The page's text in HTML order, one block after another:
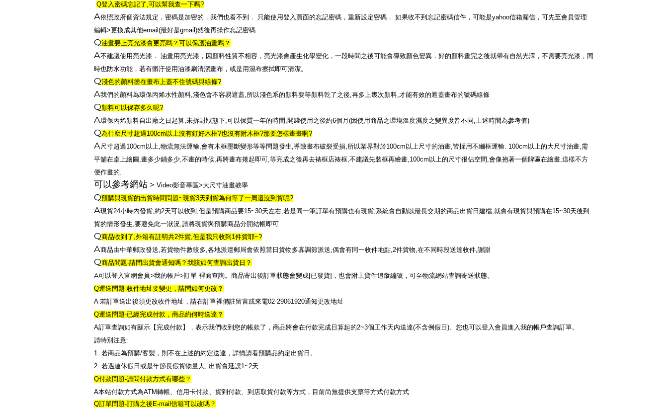
Q登入密碼忘記了 ,可以幫我查一下嗎?
A依照政府個資法規定，密碼是加密的，我們也看不到． 只能使用登入頁面的忘記密碼，重新設定密碼． 如果收不到忘記密碼信件，可能是yahoo信箱漏信，可先至會員管理
編輯>更換成其他email(最好是gmail)然後再操作忘記密碼
Q油畫要上亮光漆會更亮嗎？可以保護油畫嗎？
A不建議使用亮光漆． 油畫用亮光漆，因顏料性質不相容，亮光漆會產生化學變化，一段時間之後可能會導致顏色變異．好的顏料畫完之後就帶有自然光澤，不需要亮光漆，同
時也防水功能，若有髒汙使用油漆刷清潔畫布，或是用濕布擦拭即可清潔。
Q淺色的顏料塗在畫布上蓋不住號碼與線條?
A我們的顏料為環保丙烯水性顏料,淺色會不容易遮蓋,所以淺色系的顏料要等顏料乾了之後,再多上幾次顏料,才能有效的遮蓋畫布的號碼線條
Q顏料可以保存多久呢?
A環保丙烯顏料自出廠之日起算,未拆封狀態下,可以保質一年的時間 ,開罐使用之後約6個月 (因使用商品之環境溫度濕度之變異度皆不同 ,上述時間為參考值)
Q為什麼尺寸超過100cm 以上沒有釘好木框?也沒有附木框?那要怎樣畫畫啊?
A尺寸超過100cm 以上,物流無法運輸,會有木框壓斷變形等等問題發生,導致畫布破裂受損,所以業界對於100cm 以上尺寸的油畫,皆採用不繃框運輸. 100cm 以上的大尺寸油畫,需
平舖在桌上繪圖 ,畫多少鋪多少,不畫的時候,再將畫布捲起即可,等完成之後再去裱框店裱框,不建議先裝框再繪畫,100cm 以上的尺寸很佔空間 ,會像抱著一個牌匾在繪畫,這樣不方
便作畫的.
可以參考網站＞ Video影音專區>大尺寸油畫教學
Q預購與現貨的出貨時間問題~現貨3天到貨為何等了一周還沒到貨呢?
A現貨24小時內發貨,約2天可以收到 ,但是預購商品要15~30天左右,若是同一筆訂單有預購也有現貨,系統會自動以最長交期的商品出貨日建檔,就會有現貨與預購在15~30天後到
貨的情形發生,要避免此一狀況,請將現貨與預購商品分開結帳即可
Q商品收到了 ,外箱有註明共2件貨,但是我只收到 1件貨耶~?
A商品由中華郵政發送,若貨物件數較多,各地派遣郵局會依照當日貨物多寡調節派送,偶會有同一收件地點,2件貨物,在不同時段送達收件,謝謝
Q商品問題-請問出貨會通知嗎？我該如何查詢出貨日？
A可以登入官網會員>我的帳戶>訂單 裡面查詢。商品寄出後訂單狀態會變成[已發貨] ，也會附上貨件追蹤編號，可至物流網站查詢寄送狀態。
Q運送問題-收件地址要變更，請問如何更改？
A 若訂單送出後須更改收件地址，請在訂單裡備註留言或來電02-29061920通知更改地址
Q運送問題-已經完成付款，商品約何時送達？
A訂單查詢如有顯示【完成付款】，表示我們收到您的帳款了，商品將會在付款完成日算起的2~3個工作天內送達(不含例假日 )。您也可以登入會員進入我的帳戶查詢訂單。
請特別注意:
1. 若商品為預購/客製，則不在上述的約定送達，詳情請看預購品約定出貨日。
2. 若遇連休假日或是年節長假貨物量大, 出貨會延誤1~2天
Q付款問題-請問付款方式有哪些？
A本站付款方式為ATM轉帳、信用卡付款、貨到付款、到店取貨付款等方式，目前尚無提供支票等方式付款方式
Q訂單問題-訂購之後 E-mail 信箱可以改嗎？